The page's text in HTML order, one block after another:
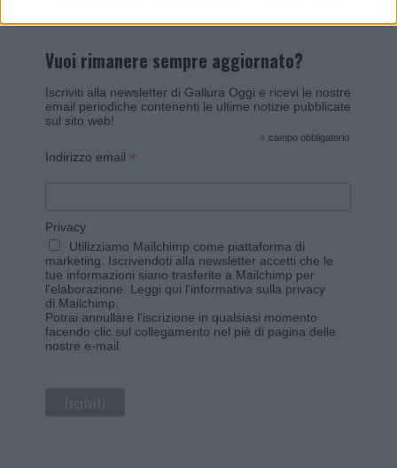
Vuoi rimanere sempre aggiornato?
Iscriviti alla newsletter di Gallura Oggi e ricevi le nostre
email periodiche contenenti le ultime notizie pubblicate
sul sito web!
* campo obbligatorio
Indirizzo email *
Privacy
Utilizziamo Mailchimp come piattaforma di
marketing. Iscrivendoti alla newsletter accetti che le
tue informazioni siano trasferite a Mailchimp per
l'elaborazione. Leggi qui l'informativa sulla privacy
di Mailchimp.
Potrai annullare l'iscrizione in qualsiasi momento
facendo clic sul collegamento nel piè di pagina delle
nostre e-mail.